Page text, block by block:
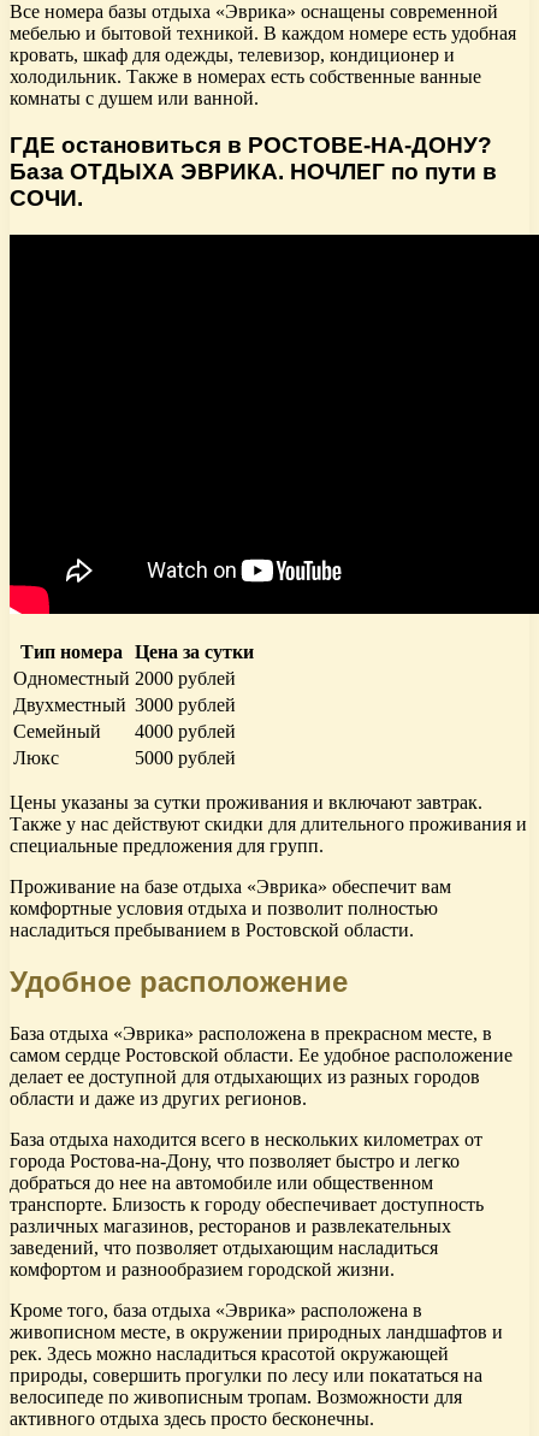
Все номера базы отдыха «Эврика» оснащены современной
мебелью и бытовой техникой. В каждом номере есть удобная
кровать, шкаф для одежды, телевизор, кондиционер и
холодильник. Также в номерах есть собственные ванные
комнаты с душем или ванной.
ГДЕ остановиться в РОСТОВЕ-НА-ДОНУ?
База ОТДЫХА ЭВРИКА. НОЧЛЕГ по пути в
СОЧИ.
Тип номера
Цена за сутки
Одноместный 2000 рублей
Двухместный 3000 рублей
Семейный
4000 рублей
Люкс
5000 рублей
Цены указаны за сутки проживания и включают завтрак.
Также у нас действуют скидки для длительного проживания и
специальные предложения для групп.
Проживание на базе отдыха «Эврика» обеспечит вам
комфортные условия отдыха и позволит полностью
насладиться пребыванием в Ростовской области.
Удобное расположение
База отдыха «Эврика» расположена в прекрасном месте, в
самом сердце Ростовской области. Ее удобное расположение
делает ее доступной для отдыхающих из разных городов
области и даже из других регионов.
База отдыха находится всего в нескольких километрах от
города Ростова-на-Дону, что позволяет быстро и легко
добраться до нее на автомобиле или общественном
транспорте. Близость к городу обеспечивает доступность
различных магазинов, ресторанов и развлекательных
заведений, что позволяет отдыхающим насладиться
комфортом и разнообразием городской жизни.
Кроме того, база отдыха «Эврика» расположена в
живописном месте, в окружении природных ландшафтов и
рек. Здесь можно насладиться красотой окружающей
природы, совершить прогулки по лесу или покататься на
велосипеде по живописным тропам. Возможности для
активного отдыха здесь просто бесконечны.